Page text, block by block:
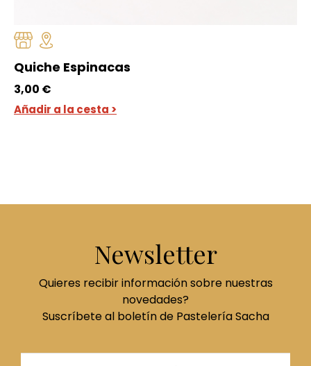
Quiche Espinacas
3,00 €
Añadir a la cesta >
Newsletter
Quieres recibir información sobre nuestras
novedades?
Suscríbete al boletín de Pastelería Sacha